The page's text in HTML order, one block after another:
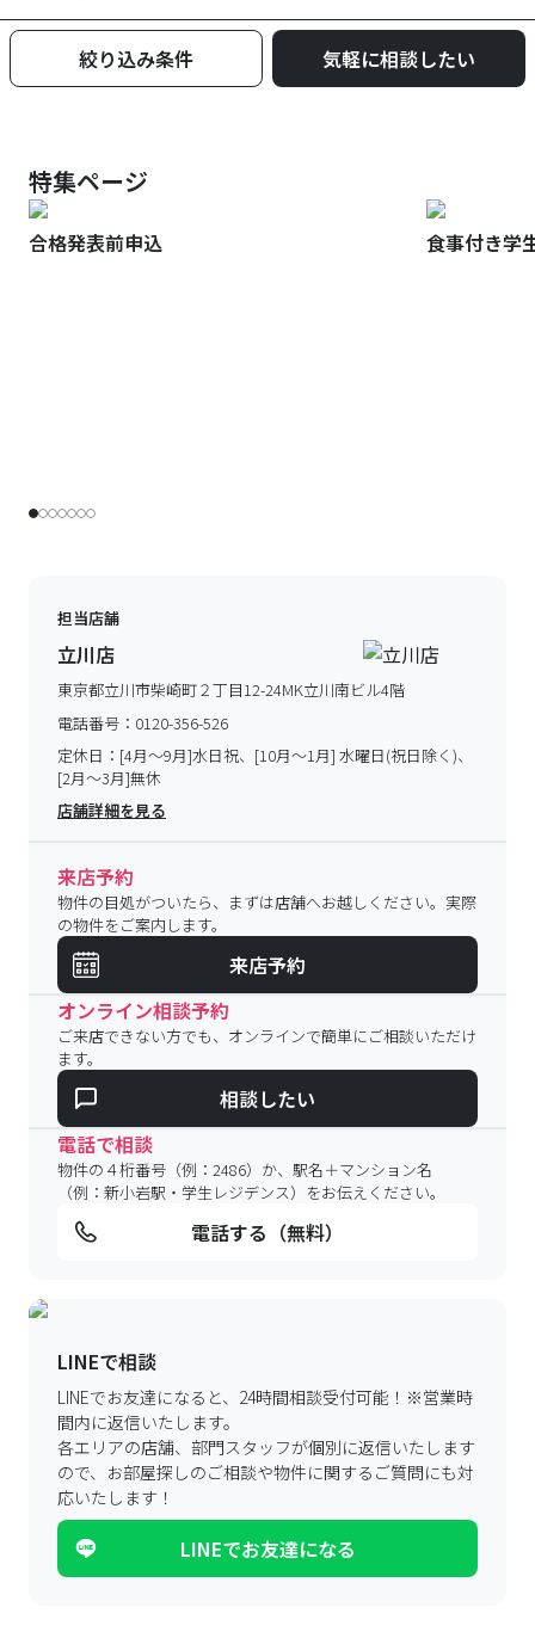
絞り込み条件 気軽に相談したい
特集ページ
合格発表前申込 食事付き学
担当店舗
立川店
東京都立川市柴崎町２丁目12-24MK立川南ビル4階
電話番号： 0120-356-526
定休日： [4月～9月]水日祝、[10月～1月] 水曜日(祝日除く)、
[2月～3月]無休
店舗詳細を見る
来店予約
物件の目処がついたら、まずは店舗へお越しください。実際
の物件をご案内します。
来店予約
オンライン相談予約
ご来店できない方でも、オンラインで簡単にご相談いただけ
ます。
相談したい
電話で相談
物件の４桁番号（例：2486）か、駅名＋マンション名
（例：新小岩駅・学生レジデンス）をお伝えください。
電話する（無料）
LINEで相談
LINEでお友達になると、24時間相談受付可能！ ※営業時
間内に返信いたします。
各エリアの店舗、部門スタッフが個別に返信いたします
ので、 お部屋探しのご相談や物件に関するご質問にも対
応いたします！
LINEでお友達になる